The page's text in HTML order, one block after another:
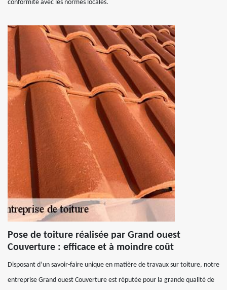
conformité avec les normes locales.
Pose de toiture réalisée par Grand ouest
Couverture : efficace et à moindre coût
Disposant d’un savoir-faire unique en matière de travaux sur toiture, notre
entreprise Grand ouest Couverture est réputée pour la grande qualité de